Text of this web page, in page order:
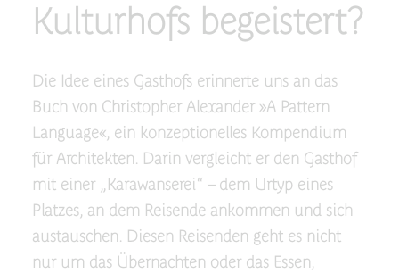
Kulturhofs begeistert?
Die Idee eines Gasthofs erinnerte uns an das
Buch von Christopher Alexander »A Pattern
Language«, ein konzeptionelles Kompendium
für Architekten. Darin vergleicht er den Gasthof
mit einer „Karawanserei“ – dem Urtyp eines
Platzes, an dem Reisende ankommen und sich
austauschen. Diesen Reisenden geht es nicht
nur um das Übernachten oder das Essen,